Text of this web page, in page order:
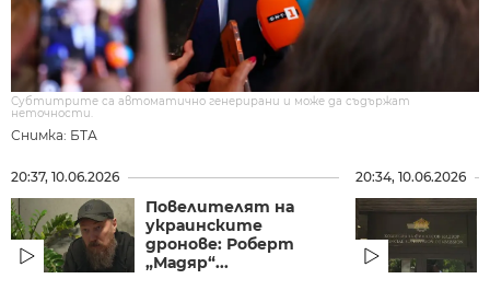
Снимка: БТА
Субтитрите са автоматично генерирани и може да съдържат
неточности.
20:37, 10.06.2026
Повелителят на
украинските
дронове: Роберт
„Мадяр“...
20:34, 10.06.2026